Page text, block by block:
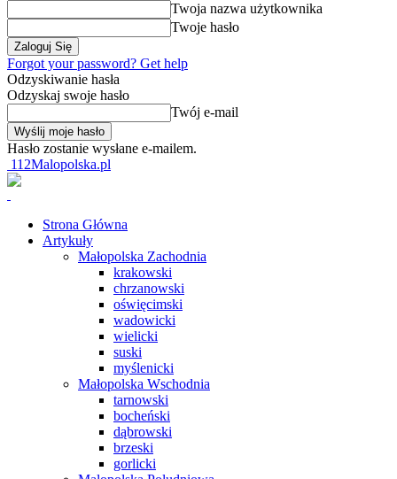
Twoja nazwa użytkownika
Twoje hasło
Forgot your password? Get help
Odzyskiwanie hasła
Odzyskaj swoje hasło
Twój e-mail
Hasło zostanie wysłane e-mailem.
112Malopolska.pl
Strona Główna
Artykuły
Małopolska Zachodnia
krakowski
chrzanowski
oświęcimski
wadowicki
wielicki
suski
myślenicki
Małopolska Wschodnia
tarnowski
bocheński
dąbrowski
brzeski
gorlicki